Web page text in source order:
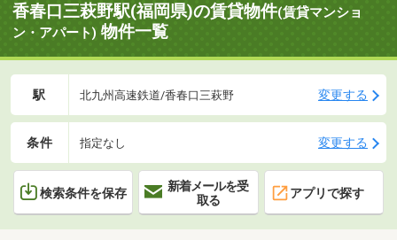
香春口三萩野駅(福岡県)の賃貸物件(賃貸マンショ
ン・アパート) 物件一覧
駅 北九州高速鉄道/香春口三萩野 変更する
条件 指定なし 変更する
検索条件を保存
新着メールを受
取る
アプリで探す